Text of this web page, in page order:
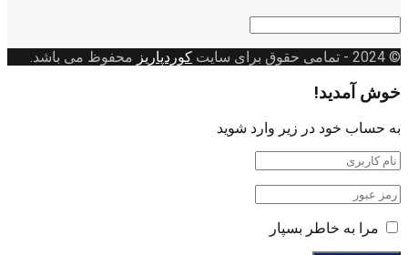
دسته
© 2024
- تمامی حقوق برای سایت کوردپاریز محفوظ می باشد.
خوش آمدید!
به حساب خود در زیر وارد شوید
مرا به خاطر بسپار